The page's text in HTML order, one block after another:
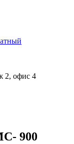
2, офис 4
900